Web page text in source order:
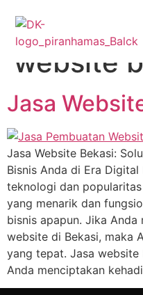
Tag:
jasa
website
Jasa
Jasa Website Bekasi:
Bisnis Anda di Era
teknologi dan
yang menarik dan
bisnis apapun. Jika
website di Bekasi, maka
yang tepat. Jasa website
Anda menciptakan